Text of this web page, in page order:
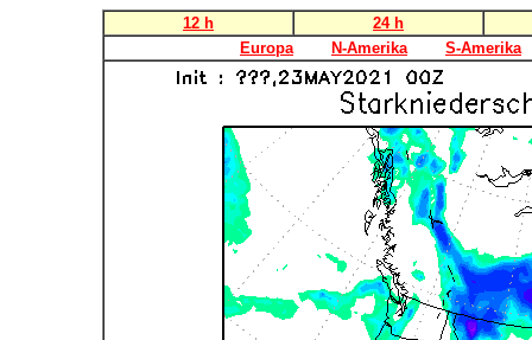
12 h
24 h
Europa
N-Amerika S-Amerika